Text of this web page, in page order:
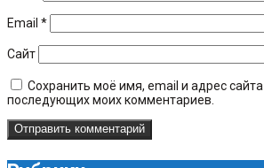
Email *
Сайт
Сохранить моё имя, email и адрес
последующих моих комментариев.